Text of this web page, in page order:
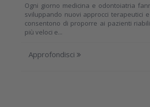
Ogni giorno medicina e odontoiatria
sviluppando nuovi approcci terapeutici
consentono di proporre ai pazienti
più veloci e...
Approfondisci